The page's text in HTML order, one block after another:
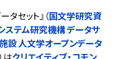
タセット 』（国文学研究資
ステム研究機構 データサ
設 人文学オープンデータ